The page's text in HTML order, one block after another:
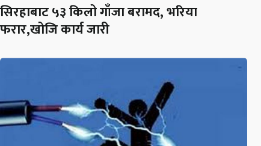
सिरहाबाट ५३ किलो गाँजा बरामद, भरिया
फरार,खोजि कार्य जारी